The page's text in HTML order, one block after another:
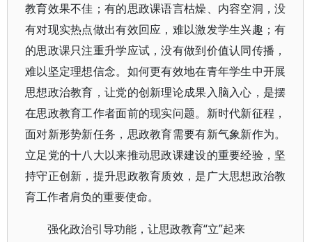
教育效果不佳；有的思政课语言枯燥、内容空洞，没
有对现实热点做出有效回应，难以激发学生兴趣；有
的思政课只注重升学应试，没有做到价值认同传播，
难以坚定理想信念。如何更有效地在青年学生中开展
思想政治教育，让党的创新理论成果入脑入心，是摆
在思政教育工作者面前的现实问题。新时代新征程，
面对新形势新任务，思政教育需要有新气象新作为。
立足党的十八大以来推动思政课建设的重要经验，坚
持守正创新，提升思政教育质效，是广大思想政治教
育工作者肩负的重要使命。
强化政治引导功能，让思政教育“立”起来